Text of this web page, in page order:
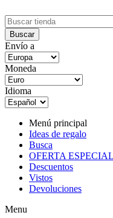
Envío a
Moneda
Idioma
Menú principal
Ideas de regalo
Busca
OFERTA ESPECIAL
Descuentos
Vistos
Devoluciones
Menu